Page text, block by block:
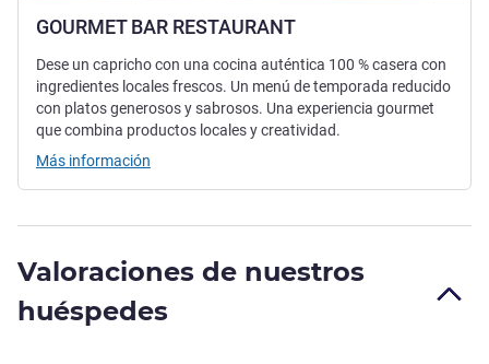
GOURMET BAR RESTAURANT
Dese un capricho con una cocina auténtica 100 % casera con
ingredientes locales frescos. Un menú de temporada reducido
con platos generosos y sabrosos. Una experiencia gourmet
que combina productos locales y creatividad.
Más información
Valoraciones de nuestros
huéspedes